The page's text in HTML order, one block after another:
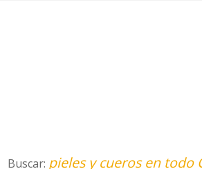
Buscar: pieles y cueros en todo